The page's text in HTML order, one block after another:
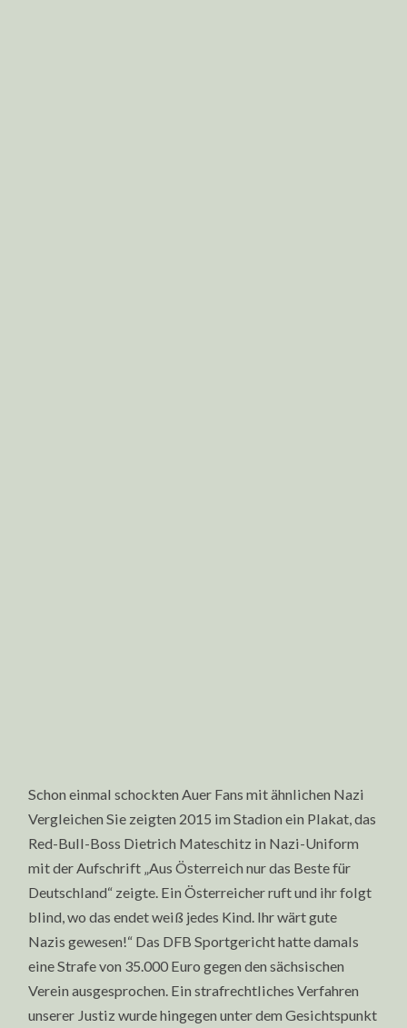
Schon einmal schockten Auer Fans mit ähnlichen Nazi
Vergleichen Sie zeigten 2015 im Stadion ein Plakat, das
Red-Bull-Boss Dietrich Mateschitz in Nazi-Uniform
mit der Aufschrift „Aus Österreich nur das Beste für
Deutschland“ zeigte. Ein Österreicher ruft und ihr folgt
blind, wo das endet weiß jedes Kind. Ihr wärt gute
Nazis gewesen!“ Das DFB Sportgericht hatte damals
eine Strafe von 35.000 Euro gegen den sächsischen
Verein ausgesprochen. Ein strafrechtliches Verfahren
unserer Justiz wurde hingegen unter dem Gesichtspunkt